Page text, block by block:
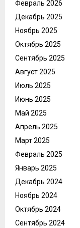
Февраль 2026
Декабрь 2025
Ноябрь 2025
Октябрь 2025
Сентябрь 2025
Август 2025
Июль 2025
Июнь 2025
Май 2025
Апрель 2025
Март 2025
Февраль 2025
Январь 2025
Декабрь 2024
Ноябрь 2024
Октябрь 2024
Сентябрь 2024